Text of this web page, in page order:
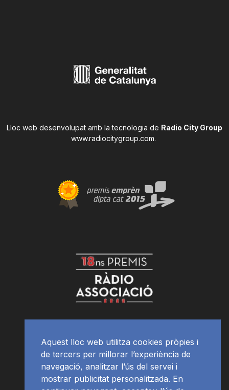
Lloc web desenvolupat amb la tecnologia de Radio City Group
www.radiocitygroup.com.
Aquest lloc web utilitza cookies pròpies i
de tercers per millorar l’experiència de
navegació, analitzar l’ús del servei i
mostrar publicitat personalitzada. En